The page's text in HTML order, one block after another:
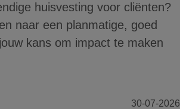
huisvesting voor cliënten?
naar een planmatige, goed
kans om impact te maken
30-07-2026